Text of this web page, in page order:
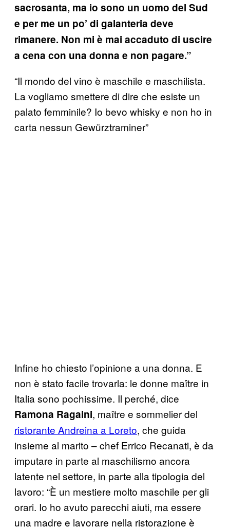
sacrosanta, ma io sono un uomo del Sud
e per me un po’ di galanteria deve
rimanere. Non mi è mai accaduto di uscire
a cena con una donna e non pagare.”
“Il mondo del vino è maschile e maschilista.
La vogliamo smettere di dire che esiste un
palato femminile? Io bevo whisky e non ho in
carta nessun Gewürztraminer”
Infine ho chiesto l’opinione a una donna. E
non è stato facile trovarla: le donne maître in
Italia sono pochissime. Il perché, dice
Ramona Ragaini, maître e sommelier del
ristorante Andreina a Loreto, che guida
insieme al marito – chef Errico Recanati, è da
imputare in parte al maschilismo ancora
latente nel settore, in parte alla tipologia del
lavoro: “È un mestiere molto maschile per gli
orari. Io ho avuto parecchi aiuti, ma essere
una madre e lavorare nella ristorazione è